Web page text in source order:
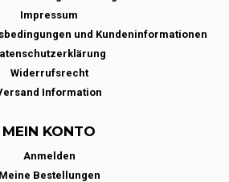
Impressum
und Kundeninformationen
Widerrufsrecht
Information
MEIN KONTO
Anmelden
Meine Bestellungen